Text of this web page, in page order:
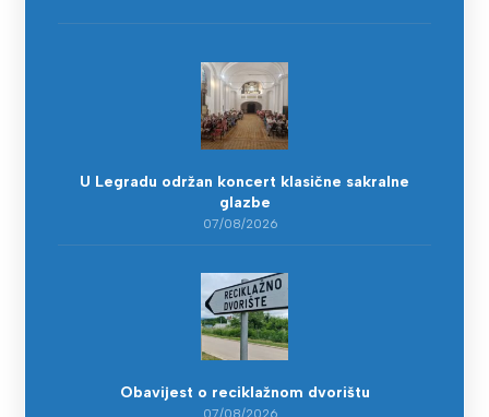
U Legradu održan koncert klasične sakralne
glazbe
07/08/2026
Obavijest o reciklažnom dvorištu
07/08/2026